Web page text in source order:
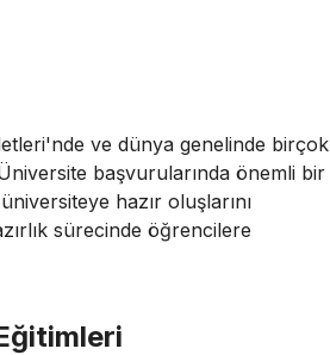
ve dünya genelinde birçok
başvurularında önemli bir
hazır oluşlarını
sürecinde öğrencilere